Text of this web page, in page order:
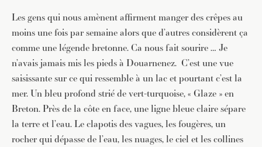
Les gens qui nous amènent affirment manger des crêpes au
moins une fois par semaine alors que d’autres considèrent ça
comme une légende bretonne. Ca nous fait sourire … Je
n’avais jamais mis les pieds à Douarnenez. C’est une vue
saisissante sur ce qui ressemble à un lac et pourtant c’est la
mer. Un bleu profond strié de vert-turquoise, « Glaze » en
Breton. Près de la côte en face, une ligne bleue claire sépare
la terre et l’eau. Le clapotis des vagues, les fougères, un
rocher qui dépasse de l’eau, les nuages, le ciel et les collines